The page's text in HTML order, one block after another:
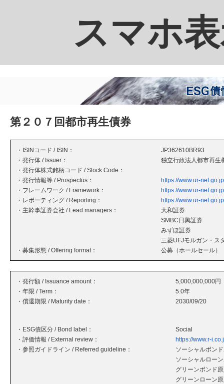
スマホ
第２０７回都市再生債券
・ISINコード / ISIN：
JP362610BR93
・発行体 / Issuer：
独立行政法人都市再生
・発行体株式銘柄コード / Stock Code：
・発行情報等 / Prospectus：
https://www.ur-
・フレームワーク / Framework：
https://www.ur-
・レポーティング / Reporting：
https://www.ur-
・主幹事証券会社 / Lead managers：
大和証券
SMBC日興証券
みずほ証券
三菱UFJモルガン・ス
・募集形態 / Offering format：
公募（ホールセール）
・発行額 / Issuance amount：
5,000,000,000円
・年限 / Term：
5.0年
・償還期限 / Maturity date：
2030/09/20
・ESG債区分 / Bond label：
Social
・評価情報 / External review：
https://www.r-
・参照ガイドライン / Referred guideline：
ソーシャルボン
ソーシャルロー
グリーンボンド
グリーンローン